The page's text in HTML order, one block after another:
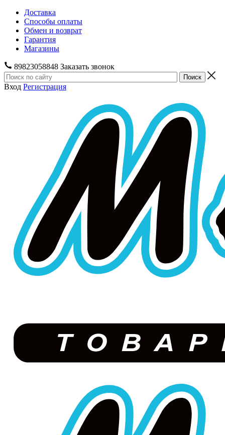
Доставка
Способы оплаты
Обмен и возврат
Гарантия
Магазины
89823058848 Заказать звонок
Вход Регистрация